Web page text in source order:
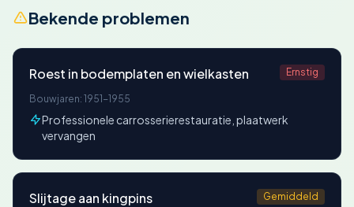
Bekende problemen
Roest in bodemplaten en wielkasten Ernstig
Bouwjaren: 1951-1955
Professionele carrosserierestauratie, plaatwerk
vervangen
Slijtage aan kingpins
Gemiddeld